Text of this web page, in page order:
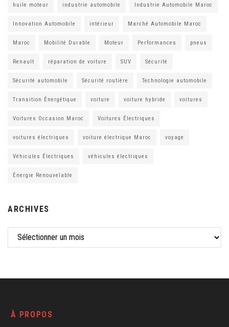
huile moteur industrie automobile Industrie Automobile Maroc
Innovation Automobile intérieur Marché Automobile Maroc
Maroc Mobilité Durable Moteur Performances pneus
Renault réparation de voiture SUV Sécurité
Sécurité automobile Sécurité routière Technologie automobile
Transition Énergétique voiture voiture hybride voitures
Voitures Occasion Maroc Voitures Électriques
voitures électriques voiture électrique Maroc voyage
Véhicules Électriques véhicules électriques
Énergie Renouvelable
ARCHIVES
À PROPOS